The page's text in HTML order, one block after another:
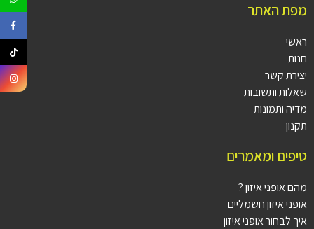
מפת האתר
ראשי
חנות
יצירת קשר
שאלות ותשובות
מדיה ותמונות
תקנון
טיפים ומאמרים
מהם אופני איזון ?
אופני איזון חשמליים
איך לבחור אופני איזון